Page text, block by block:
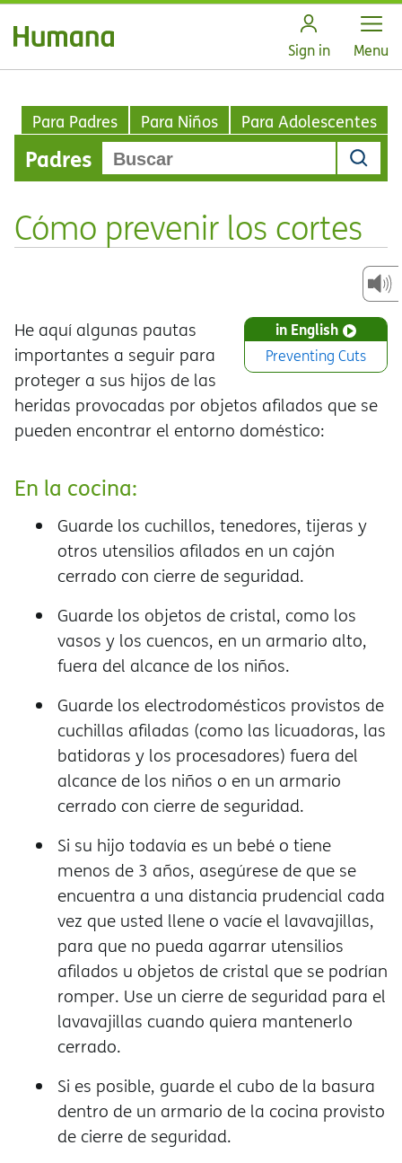
Sign in Open
Menu
Para Padres Para Niños Para Adolescentes
Padres
Cómo prevenir los cortes
in English
Preventing Cuts
He aquí algunas pautas
importantes a seguir para
proteger a sus hijos de las
heridas provocadas por objetos afilados que se
pueden encontrar el entorno doméstico:
En la cocina:
Guarde los cuchillos, tenedores, tijeras y
otros utensilios afilados en un cajón
cerrado con cierre de seguridad.
Guarde los objetos de cristal, como los
vasos y los cuencos, en un armario alto,
fuera del alcance de los niños.
Guarde los electrodomésticos provistos de
cuchillas afiladas (como las licuadoras, las
batidoras y los procesadores) fuera del
alcance de los niños o en un armario
cerrado con cierre de seguridad.
Si su hijo todavía es un bebé o tiene
menos de 3 años, asegúrese de que se
encuentra a una distancia prudencial cada
vez que usted llene o vacíe el lavavajillas,
para que no pueda agarrar utensilios
afilados u objetos de cristal que se podrían
romper. Use un cierre de seguridad para el
lavavajillas cuando quiera mantenerlo
cerrado.
Si es posible, guarde el cubo de la basura
dentro de un armario de la cocina provisto
de cierre de seguridad.